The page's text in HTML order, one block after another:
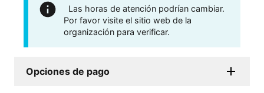
Las horas de atención podrían cambiar.
Por favor visite el sitio web de la
organización para verificar.
Opciones de pago